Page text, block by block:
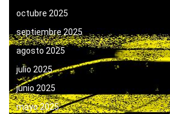
octubre 2025
septiembre 2025
agosto 2025
julio 2025
junio 2025
mayo 2025